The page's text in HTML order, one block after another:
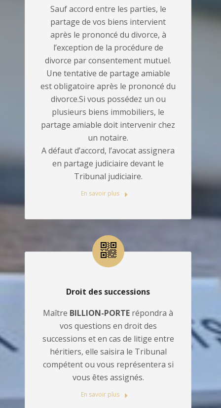
Sauf accord entre les parties, le
partage de vos biens intervient
après le prononcé du divorce, à
l’exception de la procédure de
divorce par consentement mutuel.
Une tentative de partage amiable
est obligatoire après le prononcé du
divorce.Si vous possédez un ou
plusieurs biens immobiliers, le
partage amiable doit intervenir chez
un notaire.
A défaut d’accord, l’avocat assignera
en partage judiciaire devant le
Tribunal judiciaire.
En savoir plus
Droit des successions
Maître BILLION-PORTE répondra à
vos questions en droit des
successions et en cas de litige entre
héritiers, elle saisira le Tribunal
compétent ou vous représentera si
vous êtes assignés.
En savoir plus